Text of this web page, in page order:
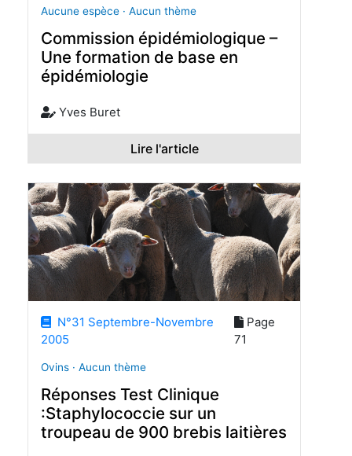
Aucune espèce · Aucun thème
Commission épidémiologique –
Une formation de base en
épidémiologie
Yves Buret
Lire l'article
N°31 Septembre-Novembre
2005
Page
71
Ovins · Aucun thème
Réponses Test Clinique
:Staphylococcie sur un
troupeau de 900 brebis laitières